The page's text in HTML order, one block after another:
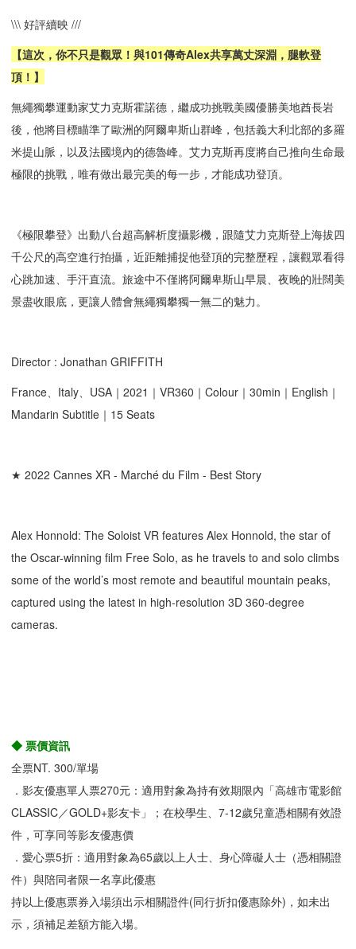
\\\ 好評續映 ///
【這次，你不只是觀眾！與101傳奇Alex共享萬丈深淵，腿軟登
頂！】
無繩獨攀運動家艾力克斯霍諾德，繼成功挑戰美國優勝美地酋長岩
後，他將目標瞄準了歐洲的阿爾卑斯山群峰，包括義大利北部的多羅
米提山脈，以及法國境內的德魯峰。艾力克斯再度將自己推向生命最
極限的挑戰，唯有做出最完美的每一步，才能成功登頂。
《極限攀登》出動八台超高解析度攝影機，跟隨艾力克斯登上海拔四
千公尺的高空進行拍攝，近距離捕捉他登頂的完整歷程，讓觀眾看得
心跳加速、手汗直流。旅途中不僅將阿爾卑斯山早晨、夜晚的壯闊美
景盡收眼底，更讓人體會無繩獨攀獨一無二的魅力。
Director : Jonathan GRIFFITH
France、Italy、USA｜2021｜VR360｜Colour｜30min｜English｜
Mandarin Subtitle｜15 Seats
★ 2022 Cannes XR - Marché du Film - Best Story
Alex Honnold: The Soloist VR features Alex Honnold, the star of
the Oscar-winning film Free Solo, as he travels to and solo climbs
some of the world’s most remote and beautiful mountain peaks,
captured using the latest in high-resolution 3D 360-degree
cameras.
◆ 票價資訊
全票NT. 300/單場
．影友優惠單人票270元：適用對象為持有效期限內「高雄市電影館
CLASSIC／GOLD+影友卡」；在校學生、7-12歲兒童憑相關有效證
件，可享同等影友優惠價
．愛心票5折：適用對象為65歲以上人士、身心障礙人士（憑相關證
件）與陪同者限一名享此優惠
持以上優惠票券入場須出示相關證件(同行折扣優惠除外)，如未出
示，須補足差額方能入場。